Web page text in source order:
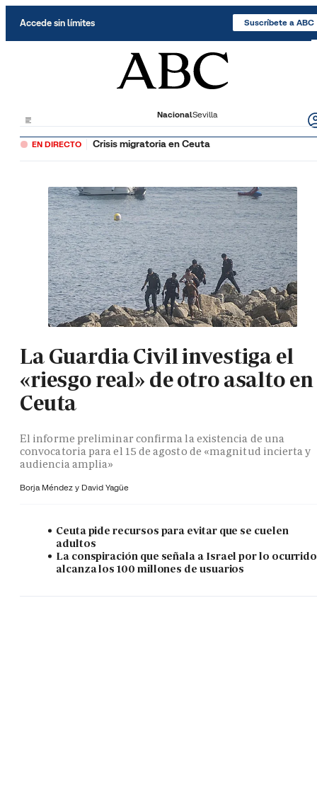
Accede sin límites Suscríbete a ABC
NacionalSevilla
EN DIRECTO Crisis migratoria en Ceuta
La Guardia Civil investiga el
«riesgo real» de otro asalto en
Ceuta
El informe preliminar confirma la existencia de una
convocatoria para el 15 de agosto de «magnitud incierta y
audiencia amplia»
Borja Méndez y David Yagüe
Ceuta pide recursos para evitar que se cuelen
adultos
La conspiración que señala a Israel por lo ocurrido
alcanza los 100 millones de usuarios